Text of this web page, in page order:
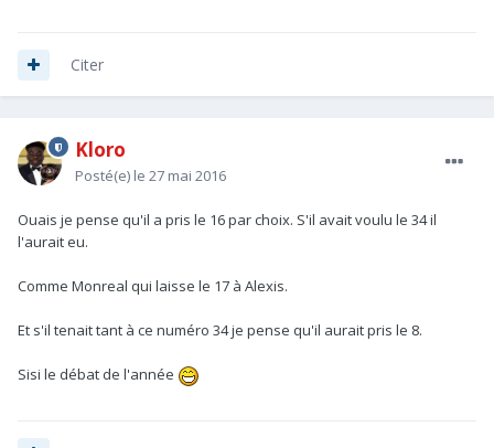
Citer
Kloro
Posté(e) le 27 mai 2016
Ouais je pense qu'il a pris le 16 par choix. S'il avait voulu le 34 il
l'aurait eu.
Comme Monreal qui laisse le 17 à Alexis.
Et s'il tenait tant à ce numéro 34 je pense qu'il aurait pris le 8.
Sisi le débat de l'année